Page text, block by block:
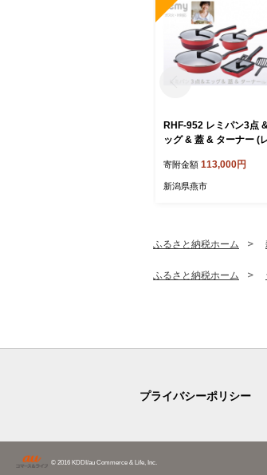
RHF-952 レミパン3点
ッグ & 蓋 & ターナー (
寄附金額 113,000円
新潟県燕市
ふるさと納税ホーム
ふるさと納税ホーム
プライバシーポリシー
© 2016 KDDI/au Commerce & Life, Inc.